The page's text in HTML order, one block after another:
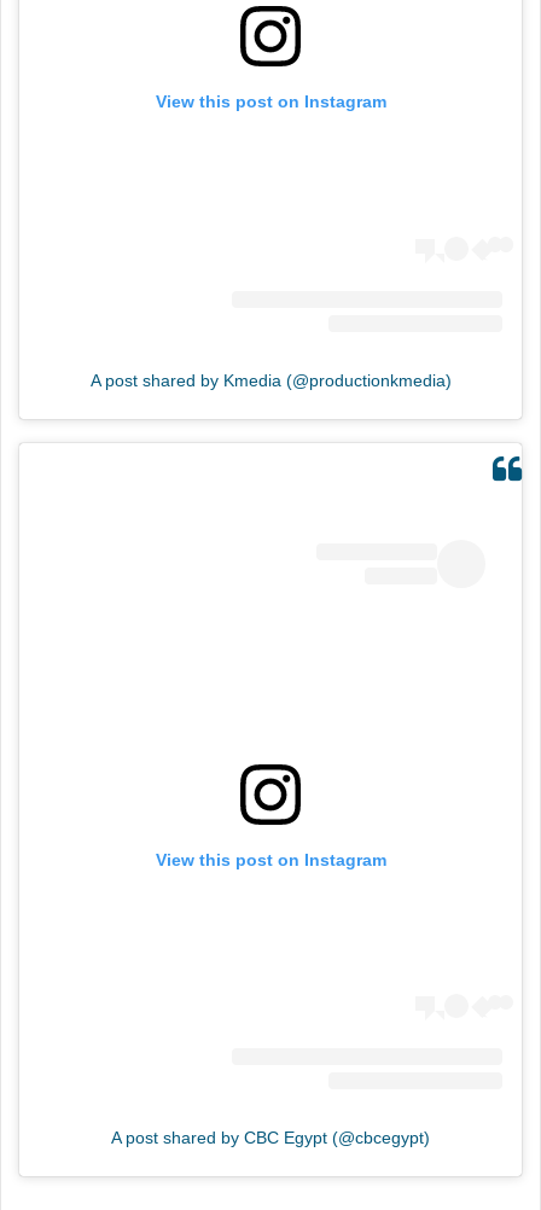
View this post on Instagram
A post shared by Kmedia (@productionkmedia)
View this post on Instagram
A post shared by CBC Egypt (@cbcegypt)